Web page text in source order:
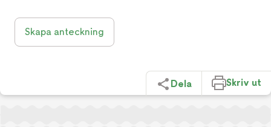
Skapa anteckning
Dela Skriv ut